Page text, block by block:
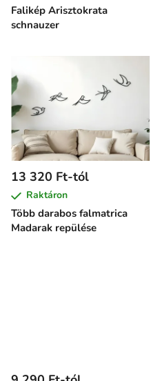
Falikép Arisztokrata
schnauzer
Több darabos falmatrica
Madarak repülése
13 320 Ft-tól
Raktáron